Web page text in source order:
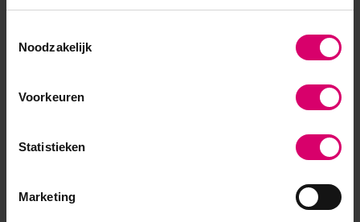
Noodzakelijk
Voorkeuren
Statistieken
Marketing